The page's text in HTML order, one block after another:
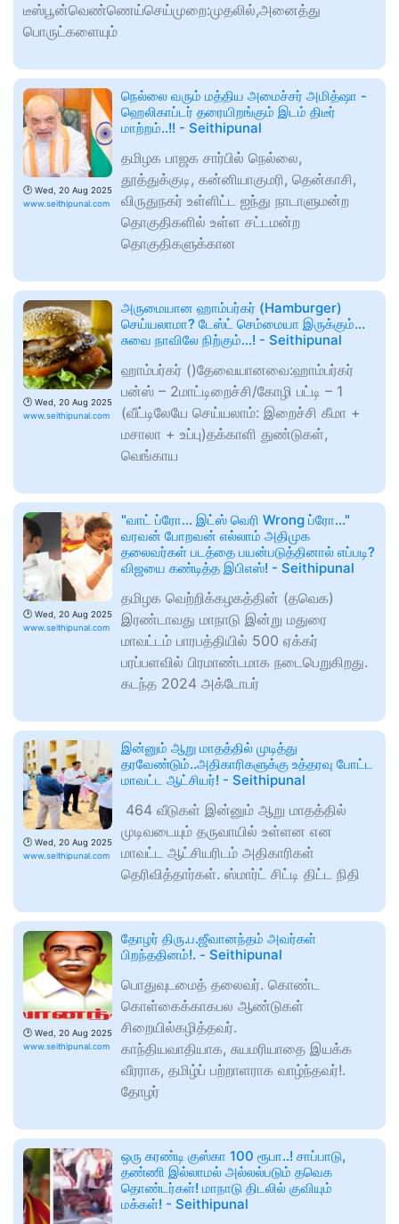
டீஸ்பூன்வெண்ணெய்செய்முறை:முதலில்,அனைத்து
பொருட்களையும்
🕑 Wed, 20 Aug 2025
www.seithipunal.com
நெல்லை வரும் மத்திய அமைச்சர் அமித்ஷா -
ஹெலிகாப்டர் தரையிறங்கும் இடம் திடீர்
மாற்றம்..!! - Seithipunal
தமிழக பாஜக சார்பில் நெல்லை,
தூத்துக்குடி, கன்னியாகுமரி, தென்காசி,
விருதுநகர் உள்ளிட்ட ஐந்து நாடாளுமன்ற
தொகுதிகளில் உள்ள சட்டமன்ற
தொகுதிகளுக்கான
🕑 Wed, 20 Aug 2025
www.seithipunal.com
அருமையான ஹாம்பர்கர் (Hamburger)
செய்யலாமா? டேஸ்ட் செம்மையா இருக்கும்...
சுவை நாவிலே நிற்கும்...! - Seithipunal
ஹாம்பர்கர் ()தேவையானவை:ஹாம்பர்கர்
பன்ஸ் – 2மாட்டிறைச்சி/கோழி பட்டி – 1
(வீட்டிலேயே செய்யலாம்: இறைச்சி கீமா +
மசாலா + உப்பு)தக்காளி துண்டுகள்,
வெங்காய
🕑 Wed, 20 Aug 2025
www.seithipunal.com
"வாட் ப்ரோ... இட்ஸ் வெரி Wrong ப்ரோ..."
வரவன் போறவன் எல்லாம் அதிமுக
தலைவர்கள் படத்தை பயன்படுத்தினால் எப்படி?
விஜயை கண்டித்த இபிஎஸ்! - Seithipunal
தமிழக வெற்றிக்கழகத்தின் (தவெக)
இரண்டாவது மாநாடு இன்று மதுரை
மாவட்டம் பாரபத்தியில் 500 ஏக்கர்
பரப்பளவில் பிரமாண்டமாக நடைபெறுகிறது.
கடந்த 2024 அக்டோபர்
🕑 Wed, 20 Aug 2025
www.seithipunal.com
இன்னும் ஆறு மாதத்தில் முடித்து
தரவேண்டும்..அதிகாரிகளுக்கு உத்தரவு போட்ட
மாவட்ட ஆட்சியர்! - Seithipunal
464 வீடுகள் இன்னும் ஆறு மாதத்தில்
முடிவடையும் தருவாயில் உள்ளன என
மாவட்ட ஆட்சியரிடம் அதிகாரிகள்
தெரிவித்தார்கள். ஸ்மார்ட் சிட்டி திட்ட நிதி
🕑 Wed, 20 Aug 2025
www.seithipunal.com
தோழர் திரு.ப.ஜீவானந்தம் அவர்கள்
பிறந்ததினம்!. - Seithipunal
பொதுவுடமைத் தலைவர். கொண்ட
கொள்கைக்காகபல ஆண்டுகள்
சிறையில்கழித்தவர்.
காந்தியவாதியாக, சுயமரியாதை இயக்க
வீரராக, தமிழ்ப் பற்றாளராக வாழ்ந்தவர்!.
தோழர்
ஒரு கரண்டி குஸ்கா 100 ரூபா..! சாப்பாடு,
தண்ணி இல்லாமல் அல்லல்படும் தவெக
தொண்டர்கள்! மாநாடு திடலில் குவியும்
மக்கள்! - Seithipunal